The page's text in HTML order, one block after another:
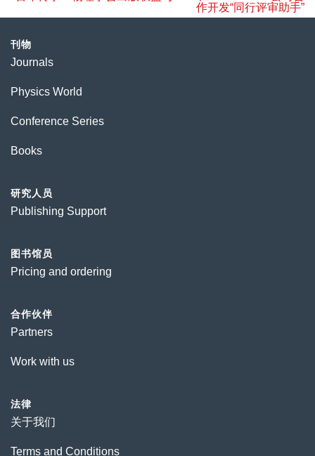
作开发“同行评审助手”
刊物
Journals
Physics World
Conference Series
Books
研究人员
Publishing Support
图书馆员
Pricing and ordering
合作伙伴
Partners
Work with us
法律
关于我们
Terms and Conditions